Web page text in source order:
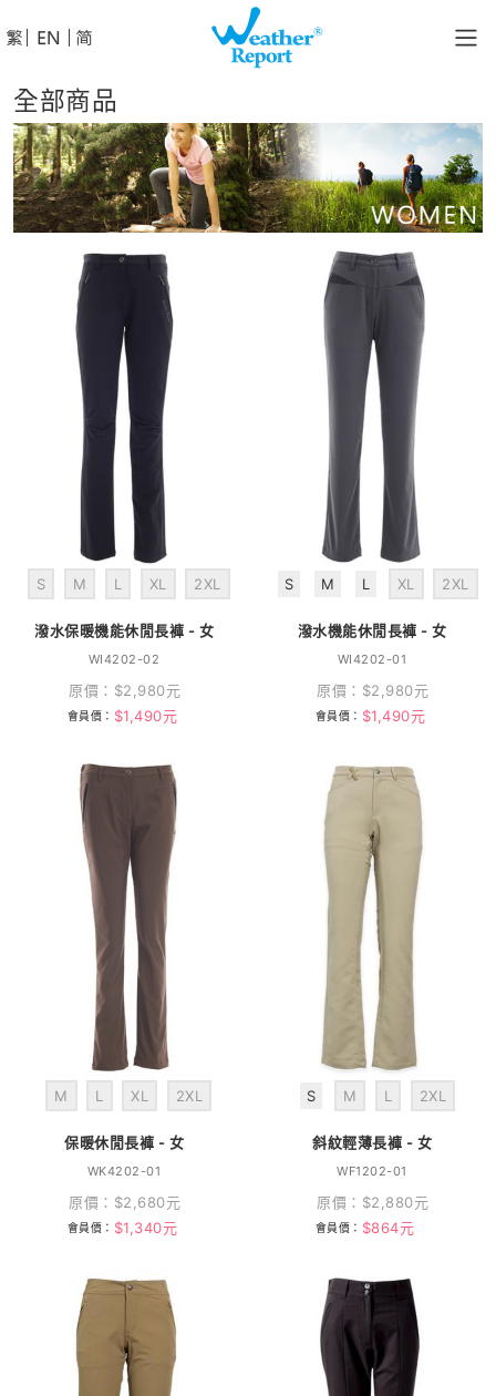
全部商品
S M L XL 2XL
潑水保暖機能休閒長褲 - 女
WI4202-02
原價： $2,980元
會員價： $1,490元
S M L XL 2XL
潑水機能休閒長褲 - 女
WI4202-01
原價： $2,980元
會員價： $1,490元
M L XL 2XL
保暖休閒長褲 - 女
WK4202-01
原價： $2,680元
會員價： $1,340元
S M L 2XL
斜紋輕薄長褲 - 女
WF1202-01
原價： $2,880元
會員價： $864元